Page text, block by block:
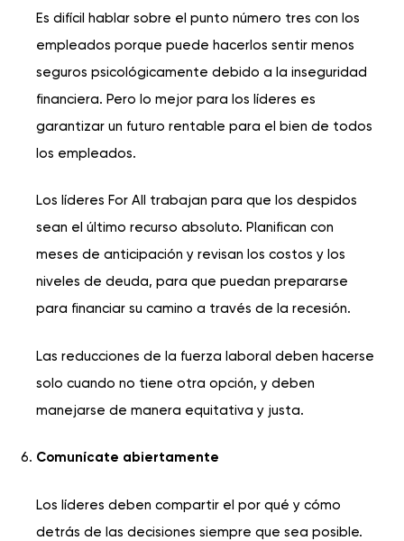
Es difícil hablar sobre el punto número tres con los
empleados porque puede hacerlos sentir menos
seguros psicológicamente debido a la inseguridad
financiera. Pero lo mejor para los líderes es
garantizar un futuro rentable para el bien de todos
los empleados.
Los líderes For All trabajan para que los despidos
sean el último recurso absoluto. Planifican con
meses de anticipación y revisan los costos y los
niveles de deuda, para que puedan prepararse
para financiar su camino a través de la recesión.
Las reducciones de la fuerza laboral deben hacerse
solo cuando no tiene otra opción, y deben
manejarse de manera equitativa y justa.
Comunícate abiertamente
Los líderes deben compartir el por qué y cómo
detrás de las decisiones siempre que sea posible.